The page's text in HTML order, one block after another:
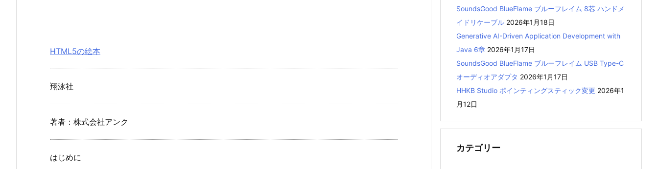
HTML5の絵本
翔泳社
著者：株式会社アンク
はじめに
SoundsGood BlueFlame ブルーフレイム 8芯 ハンドメ
イドリケーブル 2026年1月18日
Generative AI-Driven Application Development with
Java 6章 2026年1月17日
SoundsGood BlueFlame ブルーフレイム USB Type-C
オーディオアダプタ 2026年1月17日
HHKB Studio ポインティングスティック変更 2026年1
月12日
カテゴリー